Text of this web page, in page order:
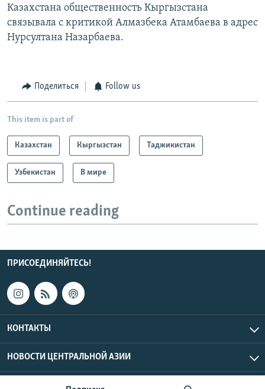
Казахстана общественность Кыргызстана
связывала с критикой Алмазбека Атамбаева в адрес
Нурсултана Назарбаева.
Поделиться Follow us
This item is part of
Казахстан Кыргызстан Таджикистан
Узбекистан В мире
Continue reading
ПРИСОЕДИНЯЙТЕСЬ!
КОНТАКТЫ
НОВОСТИ ЦЕНТРАЛЬНОЙ АЗИИ